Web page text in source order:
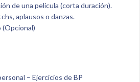
de una película (corta duración).
aplausos o danzas.
– Ejercicios de BP